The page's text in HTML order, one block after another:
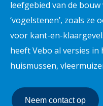
leefgebied van de
‘vogelstenen’, zoals
voor kant-en-
heeft Vebo al versies
huismussen,
Neem contact op